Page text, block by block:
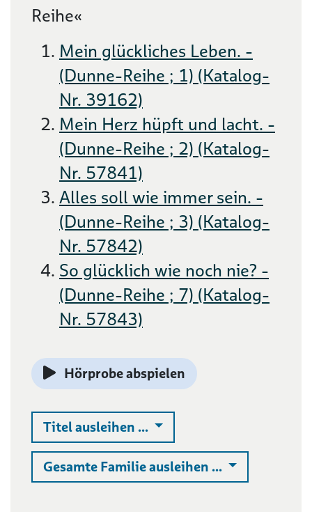
Reihe«
Mein glückliches Leben. -
(Dunne-Reihe ; 1) (Katalog-
Nr. 39162)
Mein Herz hüpft und lacht. -
(Dunne-Reihe ; 2) (Katalog-
Nr. 57841)
Alles soll wie immer sein. -
(Dunne-Reihe ; 3) (Katalog-
Nr. 57842)
So glücklich wie noch nie? -
(Dunne-Reihe ; 7) (Katalog-
Nr. 57843)
Hörprobe abspielen
Titel ausleihen ... Auswahlliste ausklappen
Gesamte Familie ausleihen ... Auswahlliste